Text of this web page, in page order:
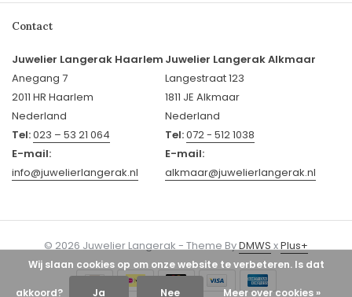
Contact
Juwelier Langerak Haarlem
Anegang 7
2011 HR Haarlem
Nederland
Tel:023 – 53 21 064
E-mail:
info@juwelierlangerak.nl
Juwelier Langerak Alkmaar
Langestraat 123
1811 JE Alkmaar
Nederland
Tel:072 - 512 1038
E-mail:
alkmaar@juwelierlangerak.nl
© 2026 Juwelier Langerak - Theme ByDMWSxPlus+
Wij slaan cookies op om onze website te verbeteren. Is dat
akkoord? Ja Nee Meer over cookies »